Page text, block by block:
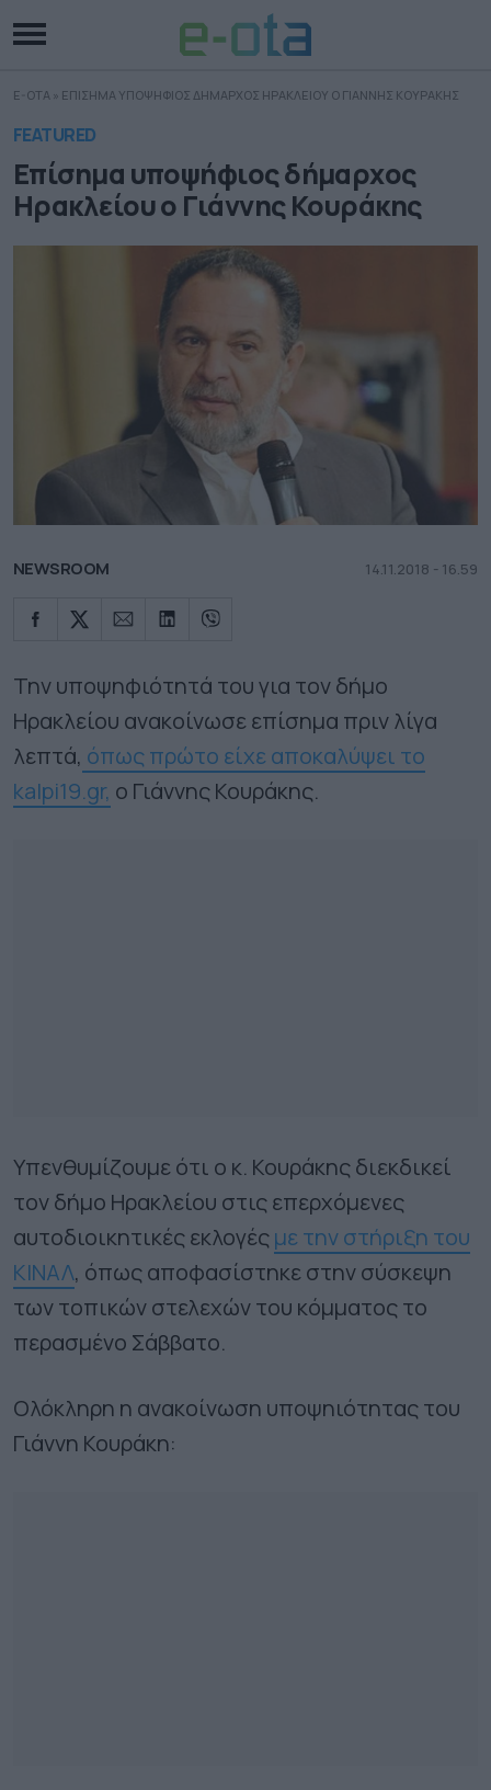
E-OTA » ΕΠΙΣΗΜΑ ΥΠΟΨΗΦΙΟΣ ΔΗΜΑΡΧΟΣ ΗΡΑΚΛΕΙΟΥ Ο ΓΙΑΝΝΗΣ ΚΟΥΡΑΚΗΣ
FEATURED
Επίσημα υποψήφιος δήμαρχος
Ηρακλείου ο Γιάννης Κουράκης
NEWSROOM 14.11.2018 - 16.59
Την υποψηφιότητά του για τον δήμο
Ηρακλείου ανακοίνωσε επίσημα πριν λίγα
λεπτά, όπως πρώτο είχε αποκαλύψει το
kalpi19.gr, o Γιάννης Κουράκης.
Υπενθυμίζουμε ότι ο κ. Κουράκης διεκδικεί
τον δήμο Ηρακλείου στις επερχόμενες
αυτοδιοικητικές εκλογέςμε την στήριξη του
ΚΙΝΑΛ, όπως αποφασίστηκε στην σύσκεψη
των τοπικών στελεχών του κόμματος το
περασμένο Σάββατο.
Ολόκληρη η ανακοίνωση υποψηιότητας του
Γιάννη Κουράκη: